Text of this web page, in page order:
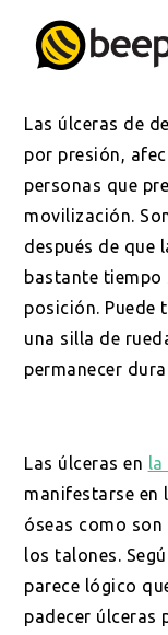
Las úlceras de
por presión,
personas que
movilización.
después de que
bastante tiempo
posición. Puede
una silla de
permanecer
Las úlceras en la
manifestarse en
óseas como
los talones.
parece lógico
padecer úlceras